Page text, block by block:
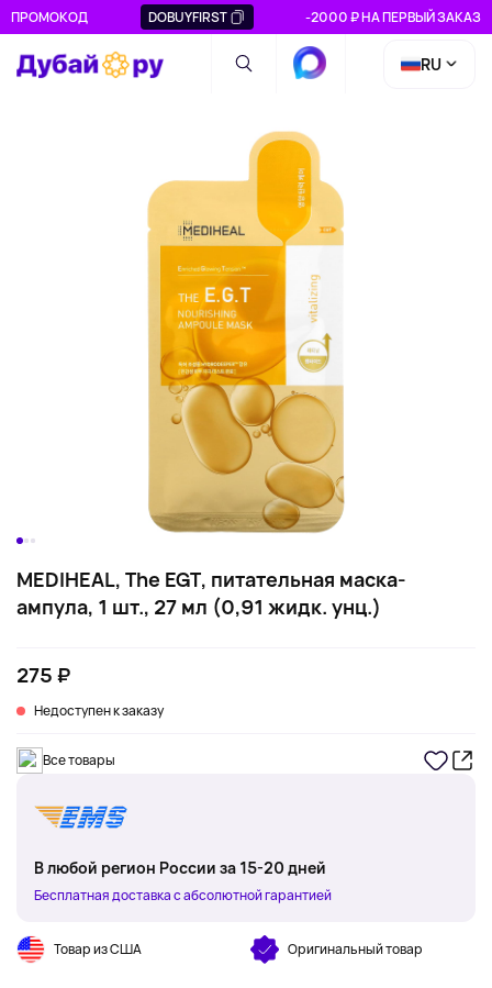
ПРОМОКОД DOBUYFIRST -2000 ₽ НА ПЕРВЫЙ ЗАКАЗ
RU
MEDIHEAL, The EGT, питательная маска-
ампула, 1 шт., 27 мл (0,91 жидк. унц.)
275 ₽
Недоступен к заказу
Все товары
В любой регион России за 15-20 дней
Бесплатная доставка с абсолютной гарантией
Товар из США Оригинальный товар